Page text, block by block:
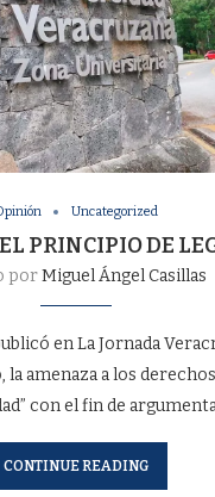
Uncategorized
PRINCIPIO DE
porMiguel Ángel Casillas
en La Jornada
la amenaza a los
con el fin de
CONTINUE READING